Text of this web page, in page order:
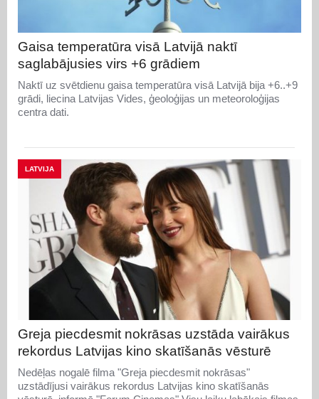
Gaisa temperatūra visā Latvijā naktī
saglabājusies virs +6 grādiem
Naktī uz svētdienu gaisa temperatūra visā Latvijā bija +6..+9
grādi, liecina Latvijas Vides, ģeoloģijas un meteoroloģijas
centra dati.
LATVIJA
Greja piecdesmit nokrāsas uzstāda vairākus
rekordus Latvijas kino skatīšanās vēsturē
Nedēļas nogalē filma "Greja piecdesmit nokrāsas"
uzstādījusi vairākus rekordus Latvijas kino skatīšanās